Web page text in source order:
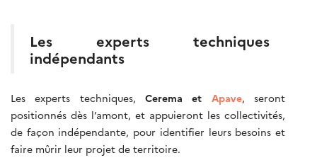
Les experts techniques
indépendants
Les experts techniques, Cerema et Apave, seront
positionnés dès l’amont, et appuieront les collectivités,
de façon indépendante, pour identifier leurs besoins et
faire mûrir leur projet de territoire.